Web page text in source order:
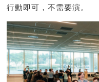
行動即可，不需要演。